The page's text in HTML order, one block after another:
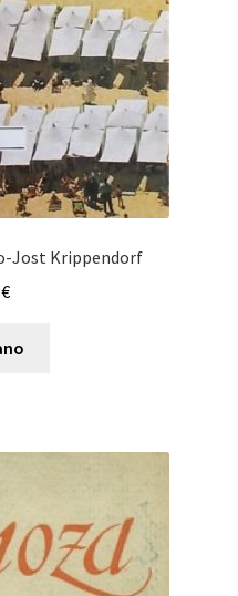
Jost Krippendorf
€